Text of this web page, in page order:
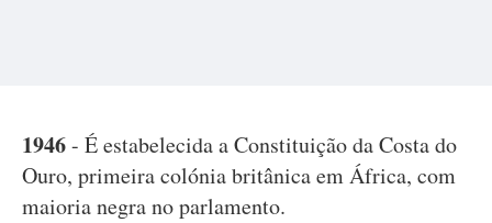
1946- É estabelecida a Constituição da Costa do
Ouro, primeira colónia britânica em África, com
maioria negra no parlamento.